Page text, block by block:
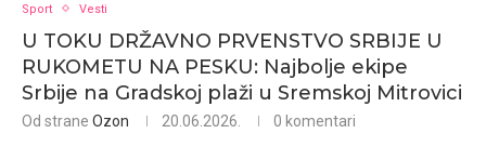
Sport Vesti
U TOKU DRŽAVNO PRVENSTVO SRBIJE U
RUKOMETU NA PESKU: Najbolje ekipe
Srbije na Gradskoj plaži u Sremskoj Mitrovici
Od strane Ozon 20.06.2026. 0 komentari